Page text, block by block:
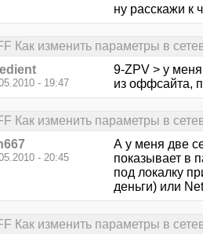
ну расскажи к
Как изменить параметры в
- 19:47
9-ZPV > у
из оффсайта,
Как изменить параметры в
- 20:45
А у меня две
показывает в
под локалку
деньги) или
Как изменить параметры в